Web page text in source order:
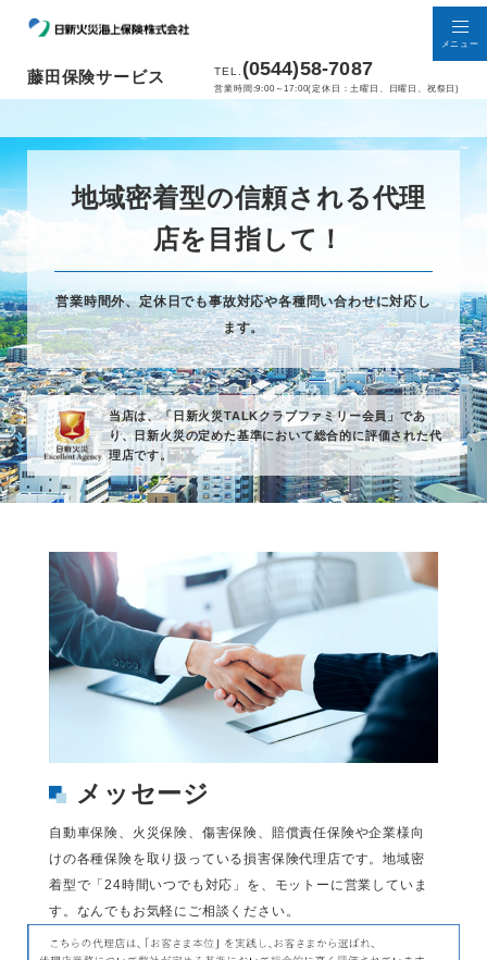
藤田保険サービス TEL. (0544)58-7087
営業時間:9:00～17:00(定休日：土曜日、日曜日、祝祭日)
メニュー
地域密着型の信頼される代理
店を目指して！
営業時間外、定休日でも事故対応や各種問い合わせに対応し
ます。
当店は、「日新火災TALKクラブファミリー会員」であ
り、日新火災の定めた基準において総合的に評価された代
理店です。
メッセージ
自動車保険、火災保険、傷害保険、賠償責任保険や企業様向
けの各種保険を取り扱っている損害保険代理店です。地域密
着型で「24時間いつでも対応」を、モットーに営業していま
す。なんでもお気軽にご相談ください。